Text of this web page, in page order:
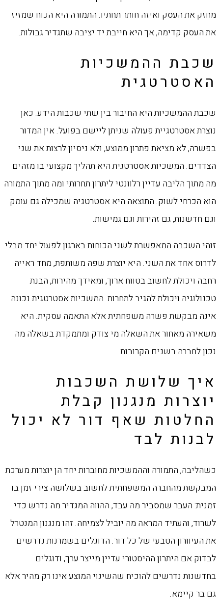
מחזק את העסק ואיזה חותר תחתיו. התמורה היא הכוח שמזיז
את העסק קדימה, אך היא חייבת יד יציבה שתגדיר גבולות.
שכבת ההמשכיות
האסטרטגית
שכבת ההמשכיות היא החיבור בין שתי שכבות הידע. כאן
נוצרת אסטרטגיית פעולה שניתן ליישם בפועל. אין המדור
בפשרה, לא מציאת פתרון ממוצע, ולא ניסיון לרצות את שני
הצדדים. המשכיות אסטרטגית היא תהליך מקצועי בו מזהים
מה מתוך הליבה עדיין רלוונטי ליתרון תחרותי ומה מתוך התמורה
הוא הכרחי לשוק. התוצאה היא אסטרטגיה שמכילה גם עומק
וגם חדשנות, גם זהירות וגם גמישות.
זוהי השכבה המאפשרת לשני הכוחות בארגון לפעול יחד מבלי
לדרוס אחד את השני. היא יוצרת שפה משותפת, מחד ראייה
רחבה ויכולת לחשוב בטווח ארוך, ומאידך מהירות, הבנת
טכנולוגיה ויכולת להגיב לתחרות. המשכיות אסטרטגית נכונה
אינה מבקשת פשרה משפחתית אלא התאמה עסקית. היא
משאירה מאחור את השאלה מי צודק ומתמקדת בשאלה מה
נכון לחברה בשנים הקרובות.
איך שלושת השכבות
יוצרות מנגנון קבלת
החלטות שאף דור לא יכול
לבנות לבד
כשהליבה, התמורה וההמשכיות מחוברות יחד הן יוצרות מערכת
המבקשת מהחברה המשפחתית לחשוב בשלושה צירי זמן בו
זמנית: העבר שמסביר מה עבד, ההווה המגדיר מה נדרש כדי
לשרוד, והעתיד המראה מה יוביל לצמיחה. זהו מנגנון המנטרל
את העיוורון הטבעי של כל דור. הדוגלים בשמרנות נדרשים
לבדוק אם היתרון ההיסטורי עדיין מייצר ערך, ודוגלים
בחדשנות נדרשים להוכיח שהשינוי המוצע אינו רק מהיר אלא
גם בר קיימא.